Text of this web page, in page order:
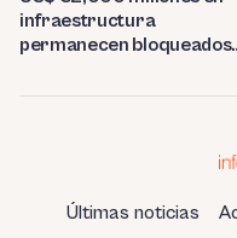
infraestructura
permanecen bloqueados
Últimas noticias